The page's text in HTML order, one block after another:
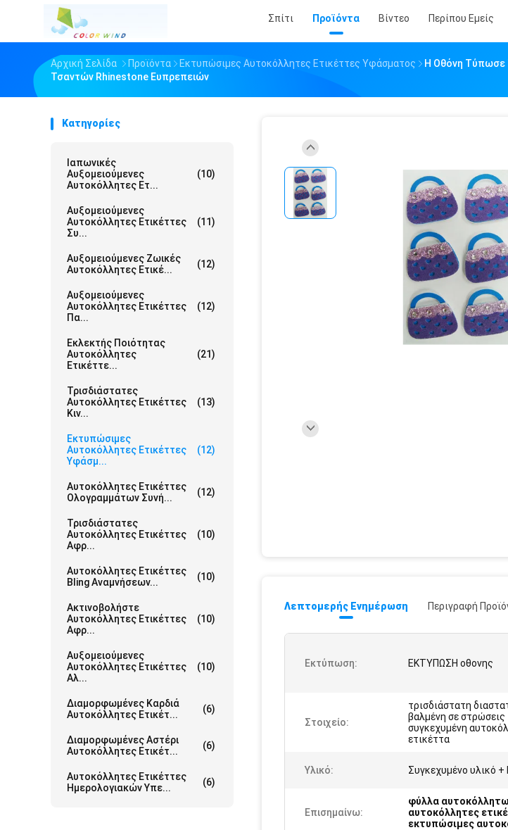
Σπίτι Προϊόντα Βίντεο Περίπου Εμείς
Αρχική Σελίδα Προϊόντα Εκτυπώσιμες Αυτοκόλλητες Ετικέττες Υφάσματος
Η Οθόνη Τύπωσε
Τσαντών Rhinestone Ευπρεπειών
Κατηγορίες
Ιαπωνικές
Αυξομειούμενες
Αυτοκόλλητες Ετ...
(10)
Αυξομειούμενες
Αυτοκόλλητες Ετικέττες
Συ...
(11)
Αυξομειούμενες Ζωικές
Αυτοκόλλητες Ετικέ...
(12)
Αυξομειούμενες
Αυτοκόλλητες Ετικέττες
Πα...
(12)
Εκλεκτής Ποιότητας
Αυτοκόλλητες
Ετικέττε...
(21)
Τρισδιάστατες
Αυτοκόλλητες Ετικέττες
Κιν...
(13)
Εκτυπώσιμες
Αυτοκόλλητες Ετικέττες
Υφάσμ...
(12)
Αυτοκόλλητες Ετικέττες
Ολογραμμάτων Συνή...
(12)
Τρισδιάστατες
Αυτοκόλλητες Ετικέττες
Αφρ...
(10)
Αυτοκόλλητες Ετικέττες
Bling Αναμνήσεων...
(10)
Ακτινοβολήστε
Αυτοκόλλητες Ετικέττες
Αφρ...
(10)
Αυξομειούμενες
Αυτοκόλλητες Ετικέττες
Αλ...
(10)
Διαμορφωμένες Καρδιά
Αυτοκόλλητες Ετικέτ...
(6)
Διαμορφωμένες Αστέρι
Αυτοκόλλητες Ετικέτ...
(6)
Αυτοκόλλητες Ετικέττες
Ημερολογιακών Υπε...
(6)
Λεπτομερής Ενημέρωση Περιγραφή
Εκτύπωση: ΕΚΤΥΠΩΣΗ οθονης
Στοιχείο:
τρισδιάστατη
βαλμένη σε στρώσεις
συγκεχυμένη
ετικέττα
Υλικό: Συγκεχυμένο υλικό +
Επισημαίνω:
φύλλα
αυτοκόλλητες
εκτυπώσιμες